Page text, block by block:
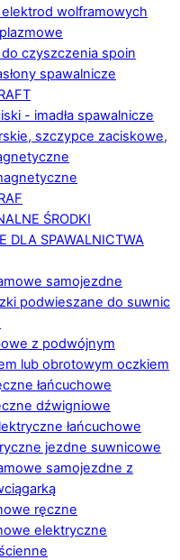
elektrod wolframowych
czyszczenia spoin
spawalnicze
- imadła spawalnicze
szczypce zaciskowe,
ŚRODKI
DLA SPAWALNICTWA
samojezdne
podwieszane do suwnic
z podwójnym
lub obrotowym oczkiem
łańcuchowe
dźwigniowe
łańcuchowe
jezdne suwnicowe
samojezdne z
ręczne
elektryczne